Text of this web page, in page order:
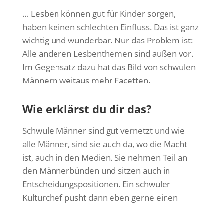
… Lesben können gut für Kinder sorgen,
haben keinen schlechten Einfluss. Das ist ganz
wichtig und wunderbar. Nur das Problem ist:
Alle anderen Lesbenthemen sind außen vor.
Im Gegensatz dazu hat das Bild von schwulen
Männern weitaus mehr Facetten.
Wie erklärst du dir das?
Schwule Männer sind gut vernetzt und wie
alle Männer, sind sie auch da, wo die Macht
ist, auch in den Medien. Sie nehmen Teil an
den Männerbünden und sitzen auch in
Entscheidungspositionen. Ein schwuler
Kulturchef pusht dann eben gerne einen